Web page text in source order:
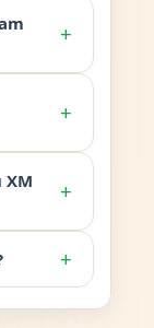
+
+
+
+